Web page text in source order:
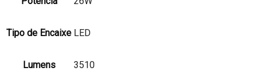
Tipo de Encaixe LED
Lumens 3510